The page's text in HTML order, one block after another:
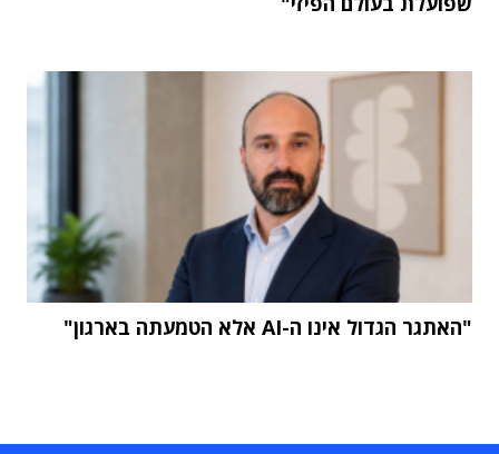
"האתגר הגדול אינו ה-AI אלא הטמעתה בארגון"